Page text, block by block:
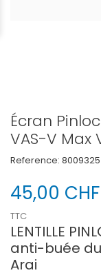
Écran
VAS-V Max
Reference: 8009325
45,00 CHF
TTC
LENTILLE
anti-buée
Arai